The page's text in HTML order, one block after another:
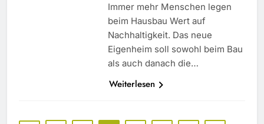
Immer mehr Menschen legen
beim Hausbau Wert auf
Nachhaltigkeit. Das neue
Eigenheim soll sowohl beim Bau
als auch danach die…
Weiterlesen